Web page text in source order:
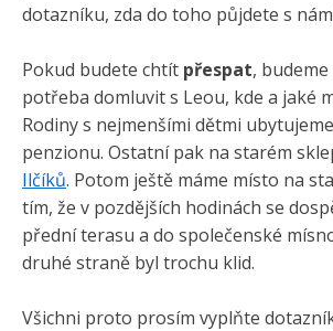
dotazníku, zda do toho půjdete s
Pokud budete chtít přespat,
potřeba domluvit s Leou, kde a jaké
Rodiny s nejmenšími dětmi
penzionu. Ostatní pak na starém
Ilčíků. Potom ještě máme místo na
tím, že v pozdějších hodinách se
přední terasu a do společenské
druhé straně byl trochu klid.
Všichni proto prosím vyplňte